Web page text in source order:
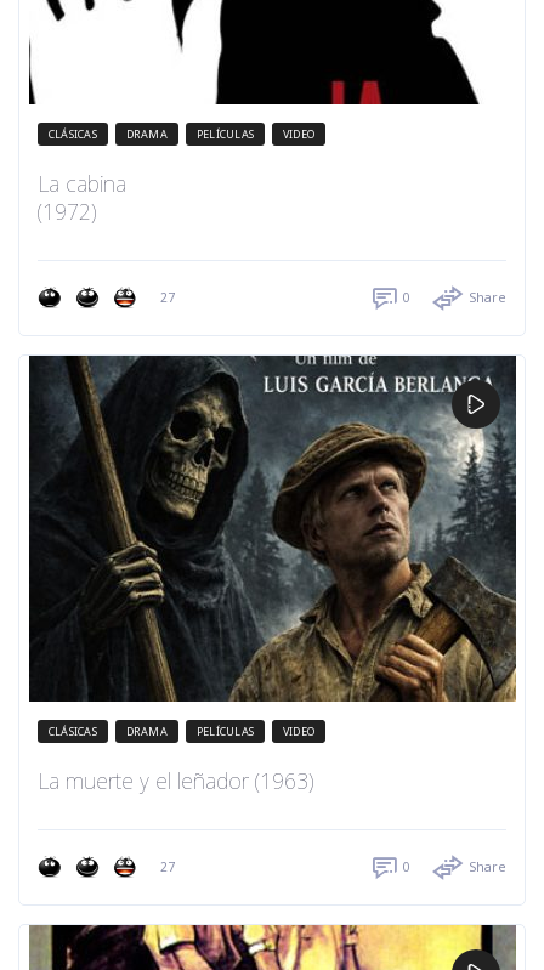
CLÁSICAS DRAMA PELÍCULAS VIDEO
La cabina
(1972)
27 0 Share
CLÁSICAS DRAMA PELÍCULAS VIDEO
La muerte y el leñador (1963)
27 0 Share